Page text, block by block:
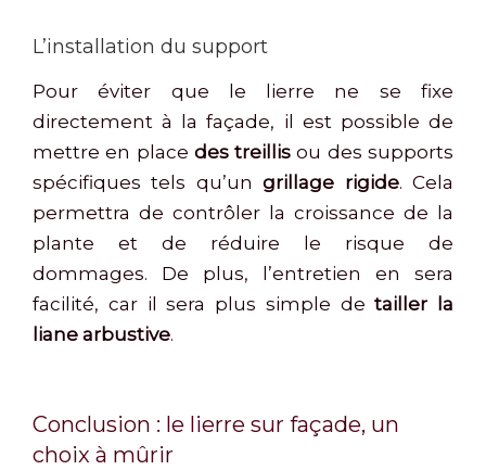
L’installation du support
Pour éviter que le lierre ne se fixe
directement à la façade, il est possible de
mettre en place des treillis ou des supports
spécifiques tels qu’ungrillage rigide. Cela
permettra de contrôler la croissance de la
plante et de réduire le risque de
dommages. De plus, l’entretien en sera
facilité, car il sera plus simple detailler la
liane arbustive.
Conclusion : le lierre sur façade, un
choix à mûrir